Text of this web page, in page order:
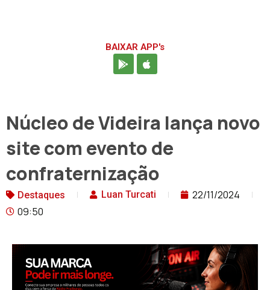
BAIXAR APP's
Núcleo de Videira lança novo
site com evento de
confraternização
Destaques Luan Turcati
22/11/2024
09:50